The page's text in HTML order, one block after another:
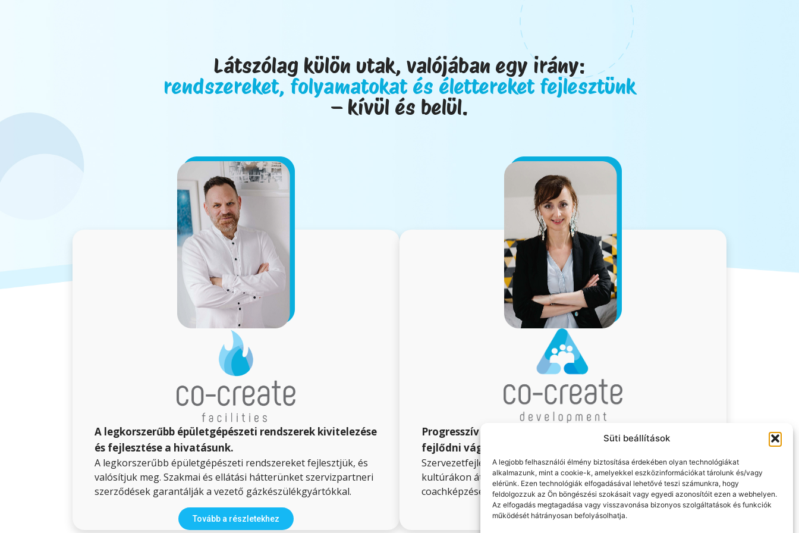
Süti beállítások
A legjobb felhasználói élmény biztosítása érdekében olyan technológiákat
alkalmazunk, mint a cookie-k, amelyekkel eszközinformációkat tárolunk és/vagy
elérünk. Ezen technológiák elfogadásával lehetővé teszi számunkra, hogy
feldolgozzuk az Ön böngészési szokásait vagy egyedi azonosítóit ezen a webhelyen.
Az elfogadás megtagadása vagy visszavonása bizonyos szolgáltatások és funkciók
működését hátrányosan befolyásolhatja.
Látszólag külön utak, valójában egy irány:
rendszereket, folyamatokat és élettereket fejlesztünk
– kívül és belül.
A legkorszerűbb épületgépészeti rendszerek kivitelezése
és fejlesztése a hivatásunk.
A legkorszerűbb épületgépészeti rendszereket fejlesztjük, és
valósítjuk meg. Szakmai és ellátási hátterünket szervizpartneri
szerződések garantálják a vezető gázkészülékgyártókkal.
Tovább a részletekhez
Progresszív megoldások bátor szervezeteknek és
fejlődni vágyó szakembereknek
Szervezetfejlesztés, coaching, tréning. Határokon és
kultúrákon átívelő, valamint nemzetközileg akkreditált
coachképzések nyílt és kihelyezett formában.
Tovább a részletekhez